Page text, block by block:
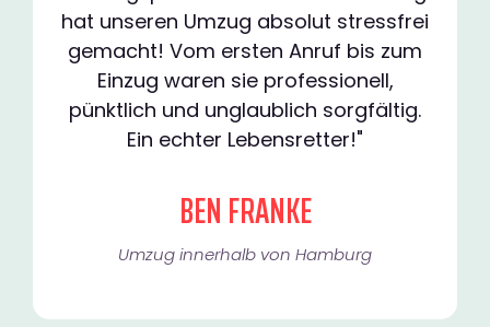
hat unseren Umzug absolut stressfrei
gemacht! Vom ersten Anruf bis zum
Einzug waren sie professionell,
pünktlich und unglaublich sorgfältig.
Ein echter Lebensretter!"
BEN FRANKE
Umzug innerhalb von Hamburg​